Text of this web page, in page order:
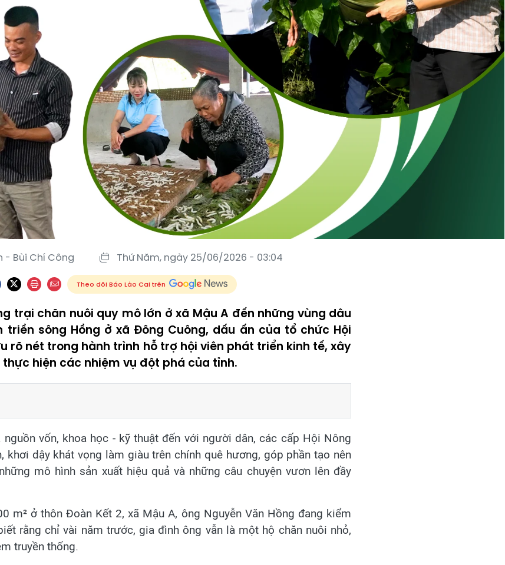
- Bùi Chí Công Thứ Năm, ngày 25/06/2026 - 03:04
Theo dõi Báo Lào Cai trên
trại chăn nuôi quy mô lớn ở xã Mậu A đến những vùng dâu
sông Hồng ở xã Đông Cuông, dấu ấn của tổ chức Hội
rõ nét trong hành trình hỗ trợ hội viên phát triển kinh tế, xây
hiện các nhiệm vụ đột phá của tỉnh.
nguồn vốn, khoa học - kỹ thuật đến với người dân, các cấp Hội Nông
khơi dậy khát vọng làm giàu trên chính quê hương, góp phần tạo nên
mô hình sản xuất hiệu quả và những câu chuyện vươn lên đầy
m² ở thôn Đoàn Kết 2, xã Mậu A, ông Nguyễn Văn Hồng đang kiểm
rằng chỉ vài năm trước, gia đình ông vẫn là một hộ chăn nuôi nhỏ,
truyền thống.